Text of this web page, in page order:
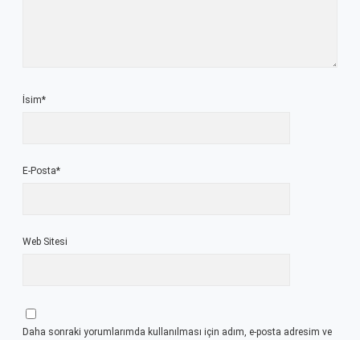
İsim*
E-Posta*
Web Sitesi
Daha sonraki yorumlarımda kullanılması için adım, e-posta adresim ve